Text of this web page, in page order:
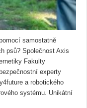
samostatně
psů? Společnost Axis
Fakulty
experty
a robotického
systému. Unikátní